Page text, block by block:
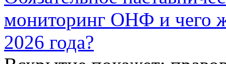
мониторинг ОНФ и чего
2026 года?